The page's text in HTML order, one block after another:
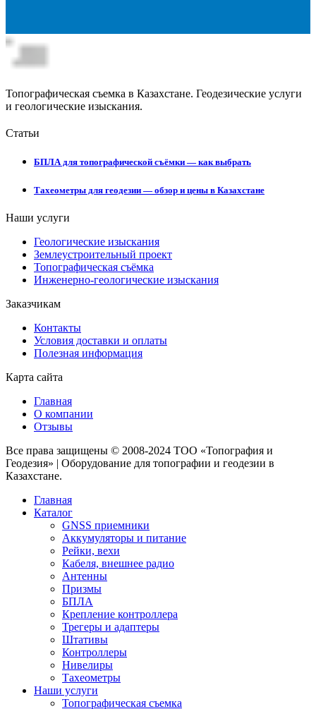
Топографическая съемка в Казахстане. Геодезические услуги
и геологические изыскания.
Статьи
БПЛА для топографической съёмки — как выбрать
Тахеометры для геодезии — обзор и цены в Казахстане
Наши услуги
Геологические изыскания
Землеустроительный проект
Топографическая съёмка
Инженерно-геологические изыскания
Заказчикам
Контакты
Условия доставки и оплаты
Полезная информация
Карта сайта
Главная
О компании
Отзывы
Все права защищены © 2008-2024 ТОО «Топография и
Геодезия» | Оборудование для топографии и геодезии в
Казахстане.
Главная
Каталог
GNSS приемники
Аккумуляторы и питание
Рейки, вехи
Кабеля, внешнее радио
Антенны
Призмы
БПЛА
Крепление контроллера
Трегеры и адаптеры
Штативы
Контроллеры
Нивелиры
Тахеометры
Наши услуги
Топографическая съемка